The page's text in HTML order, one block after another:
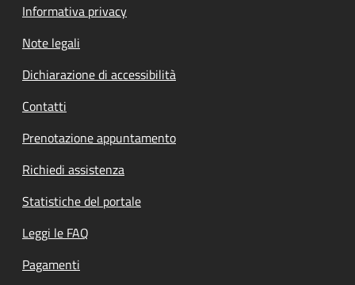
Informativa privacy
Note legali
Dichiarazione di accessibilità
Contatti
Prenotazione appuntamento
Richiedi assistenza
Statistiche del portale
Leggi le FAQ
Pagamenti